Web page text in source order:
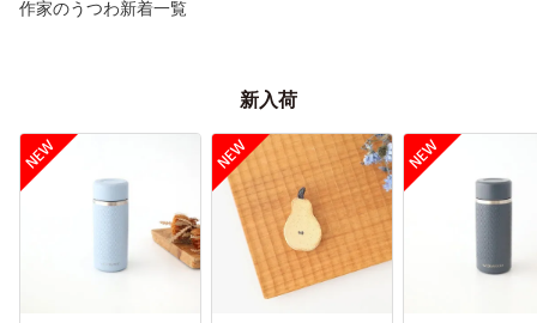
作家のうつわ新着一覧
新入荷